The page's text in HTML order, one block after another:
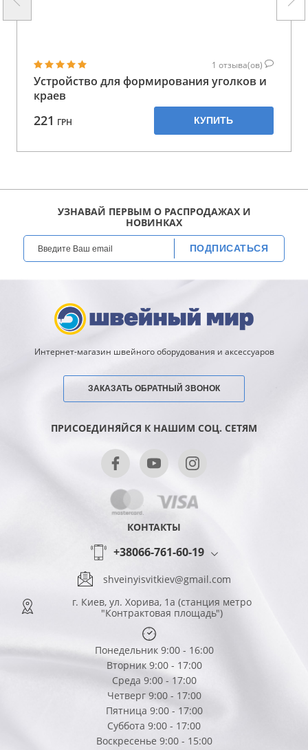
1 отзыва(ов)
Устройство для формирования уголков и
краев
221 ГРН КУПИТЬ
УЗНАВАЙ ПЕРВЫМ О РАСПРОДАЖАХ И
НОВИНКАХ
ПОДПИСАТЬСЯ
Интернет-магазин швейного оборудования и аксессуаров
ЗАКАЗАТЬ ОБРАТНЫЙ ЗВОНОК
ПРИСОЕДИНЯЙСЯ К НАШИМ СОЦ. СЕТЯМ
КОНТАКТЫ
+38066-761-60-19
shveinyisvitkiev@gmail.com
г. Киев, ул. Хорива, 1а (станция метро
"Контрактовая площадь")
Понедельник 9:00 - 16:00
Вторник 9:00 - 17:00
Среда 9:00 - 17:00
Четверг 9:00 - 17:00
Пятница 9:00 - 17:00
Суббота 9:00 - 17:00
Воскресенье 9:00 - 15:00